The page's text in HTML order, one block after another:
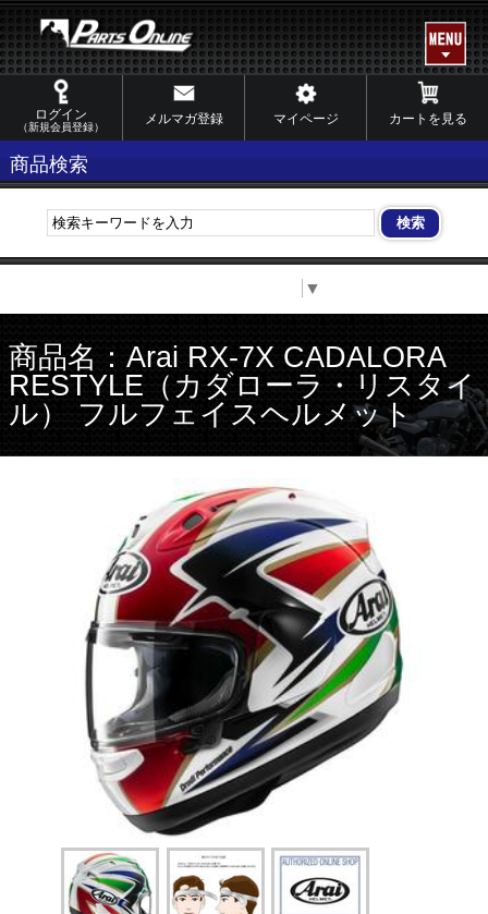
ログイン
（新規会員登録）
メルマガ登録 マイページ カートを見る
商品検索
▼
商品名：Arai RX-7X CADALORA
RESTYLE（カダローラ・リスタイ
ル） フルフェイスヘルメット